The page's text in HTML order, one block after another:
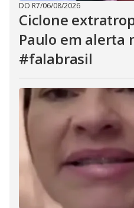
DO R7/06/08/2026
Ciclone
Paulo em alerta
#falabrasil